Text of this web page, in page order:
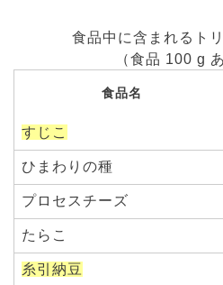
食品中に含まれるト
（食品 100 g
食品名
すじこ
ひまわりの種
プロセスチーズ
たらこ
糸引納豆